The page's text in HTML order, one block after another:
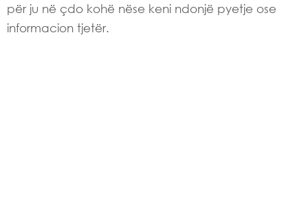
për ju në çdo kohë nëse keni ndonjë pyetje ose
informacion tjetër.